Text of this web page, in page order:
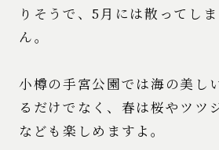
りそうで、5月には散ってし
ん。
小樽の手宮公園では海の美し
るだけでなく、春は桜やツツ
なども楽しめますよ。